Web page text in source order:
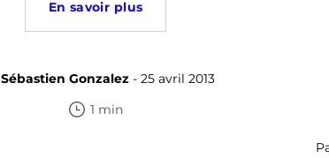
En savoir plus
Sébastien Gonzalez - 25 avril 2013
1 min